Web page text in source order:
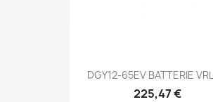
DGY12-65EV BATTERIE
225,47 €